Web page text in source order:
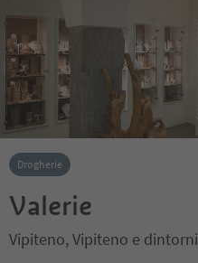
Drogherie
Valerie
Vipiteno, Vipiteno e dintorni